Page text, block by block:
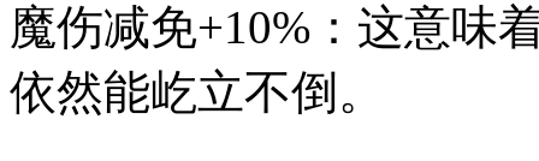
魔伤减免+10%：这意味
依然能屹立不倒。